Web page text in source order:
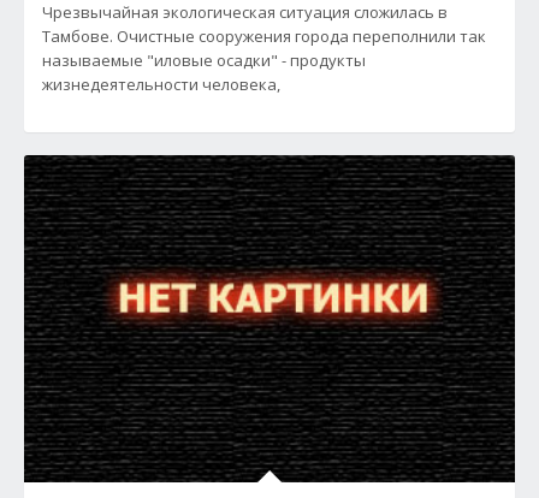
Чрезвычайная экологическая ситуация сложилась в
Тамбове. Очистные сооружения города переполнили так
называемые "иловые осадки" - продукты
жизнедеятельности человека,